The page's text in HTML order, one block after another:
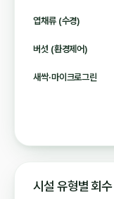
엽채류 (수경)
버섯 (환경제어)
새싹·마이크로그린
시설 유형별 회